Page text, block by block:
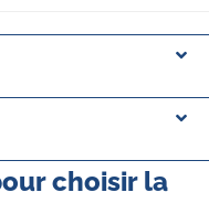
choisir la